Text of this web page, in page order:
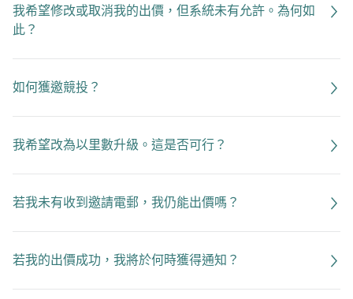
我希望修改或取消我的出價，但系統未有允許。為何如
此？
如何獲邀競投？
我希望改為以里數升級。這是否可行？
若我未有收到邀請電郵，我仍能出價嗎？
若我的出價成功，我將於何時獲得通知？